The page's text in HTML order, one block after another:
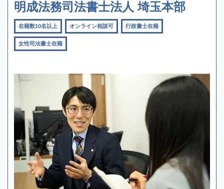
明成法務司法書士法人 埼玉本部
在籍数10名以上 オンライン相談可 行政書士在籍
女性司法書士在籍